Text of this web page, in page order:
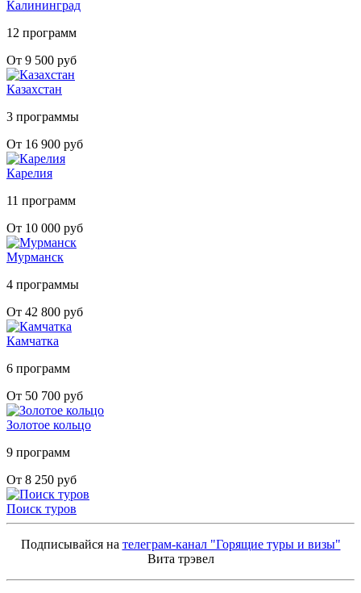
Калининград
12 программ
От 9 500 руб
Казахстан
3 программы
От 16 900 руб
Карелия
11 программ
От 10 000 руб
Мурманск
4 программы
От 42 800 руб
Камчатка
6 программ
От 50 700 руб
Золотое кольцо
9 программ
От 8 250 руб
Поиск туров
Подписывайся на телеграм-канал "Горящие туры и визы"
Вита трэвел